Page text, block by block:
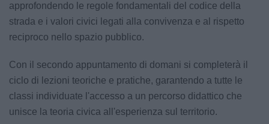
approfondendo le regole fondamentali del codice della
strada e i valori civici legati alla convivenza e al rispetto
reciproco nello spazio pubblico.
Con il secondo appuntamento di domani si completerà il
ciclo di lezioni teoriche e pratiche, garantendo a tutte le
classi individuate l'accesso a un percorso didattico che
unisce la teoria civica all'esperienza sul territorio.